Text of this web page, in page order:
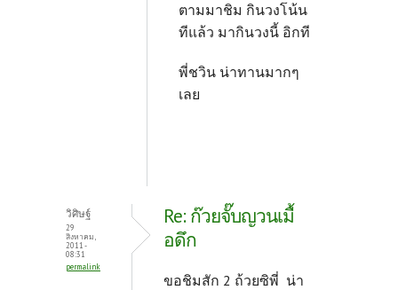
ตามมาชิม กินวงโน้น
ทีแล้ว มากินวงนี้ อิกที
พี่ชวิน น่าทานมากๆ
เลย
วิศิษฐ์
29
สิงหาคม,
2011 -
08:31
permalink
Re: ก๊วยจั๊บญวนเมื้
อดึก
ขอชิมสัก 2 ถ้วยซิพี่ น่า